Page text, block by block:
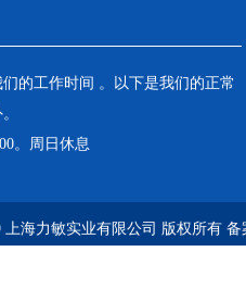
的工作时间 。以下是我们的正常
。周日休息
上海力敏实业有限公司 版权所有 备